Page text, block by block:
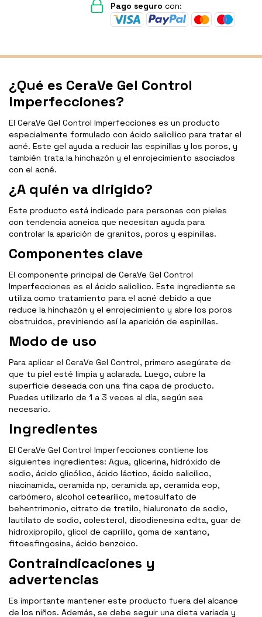
Pago seguro con:
¿Qué es CeraVe Gel Control
Imperfecciones?
El CeraVe Gel Control Imperfecciones es un producto
especialmente formulado con ácido salicílico para tratar el
acné. Este gel ayuda a reducir las espinillas y los poros, y
también trata la hinchazón y el enrojecimiento asociados
con el acné.
¿A quién va dirigido?
Este producto está indicado para personas con pieles
con tendencia acneica que necesitan ayuda para
controlar la aparición de granitos, poros y espinillas.
Componentes clave
El componente principal de CeraVe Gel Control
Imperfecciones es el ácido salicílico. Este ingrediente se
utiliza como tratamiento para el acné debido a que
reduce la hinchazón y el enrojecimiento y abre los poros
obstruidos, previniendo así la aparición de espinillas.
Modo de uso
Para aplicar el CeraVe Gel Control, primero asegúrate de
que tu piel esté limpia y aclarada. Luego, cubre la
superficie deseada con una fina capa de producto.
Puedes utilizarlo de 1 a 3 veces al día, según sea
necesario.
Ingredientes
El CeraVe Gel Control Imperfecciones contiene los
siguientes ingredientes: Agua, glicerina, hidróxido de
sodio, ácido glicólico, ácido láctico, ácido salicílico,
niacinamida, ceramida np, ceramida ap, ceramida eop,
carbómero, alcohol cetearílico, metosulfato de
behentrimonio, citrato de tretilo, hialuronato de sodio,
lautilato de sodio, colesterol, disodienesina edta, guar de
hidroxipropilo, glicol de caprililo, goma de xantano,
fitoesfingosina, ácido benzoico.
Contraindicaciones y
advertencias
Es importante mantener este producto fuera del alcance
de los niños. Además, se debe seguir una dieta variada y